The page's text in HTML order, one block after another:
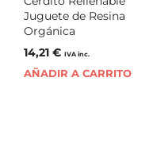
Juguete de Resina
Orgánica
14,21 € IVA inc.
AÑADIR A CARRITO